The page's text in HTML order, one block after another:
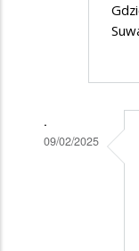
.
09/02/2025